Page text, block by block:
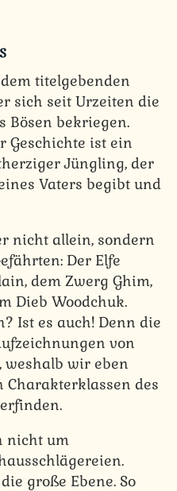
titelgebenden
sich seit Urzeiten die
Bösen bekriegen.
Geschichte ist ein
Jüngling, der
Vaters begibt und
nicht allein, sondern
Der Elfe
dem Zwerg Ghim,
Dieb Woodchuk.
Ist es auch! Denn die
von
weshalb wir eben
des
nicht um
große Ebene. So